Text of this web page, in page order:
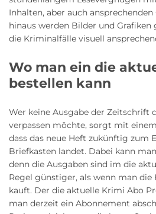
Inhalten, aber auch
hinaus werden Bilder und Grafiken
die Kriminalfälle visuell
Wo man ein die
bestellen kann
Wer keine Ausgabe der Zeitschrift
verpassen möchte, sorgt mit
dass das neue Heft zukünftig zum
Briefkasten landet. Dabei kann
denn die Ausgaben sind im die
Regel günstiger, als wenn man die
kauft. Der die aktuelle Krimi Abo
man derzeit ein Abonnement